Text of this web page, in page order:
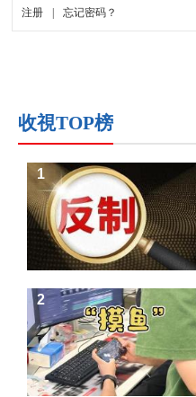
收視TOP榜
1
2